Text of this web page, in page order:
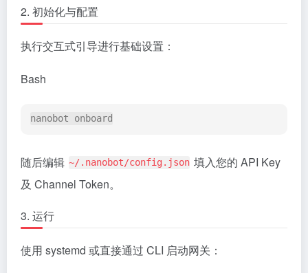
2. 初始化与配置
执行交互式引导进行基础设置：
Bash
随后编辑 ~/.nanobot/config.json 填入您的 API Key
及 Channel Token。
3. 运行
使用 systemd 或直接通过 CLI 启动网关：